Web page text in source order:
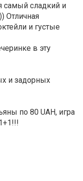
самый сладкий и
Отличная
и густые
в эту
и задорных
по 80 UAH, игра